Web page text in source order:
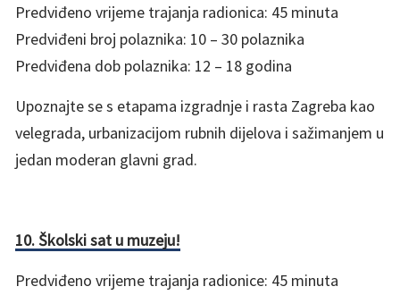
Predviđeno vrijeme trajanja radionica: 45 minuta
Predviđeni broj polaznika: 10 – 30 polaznika
Predviđena dob polaznika: 12 – 18 godina
Upoznajte se s etapama izgradnje i rasta Zagreba kao
velegrada, urbanizacijom rubnih dijelova i sažimanjem u
jedan moderan glavni grad.
10. Školski sat u muzeju!
Predviđeno vrijeme trajanja radionice: 45 minuta